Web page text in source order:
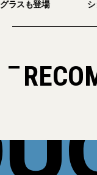
ラスも登場